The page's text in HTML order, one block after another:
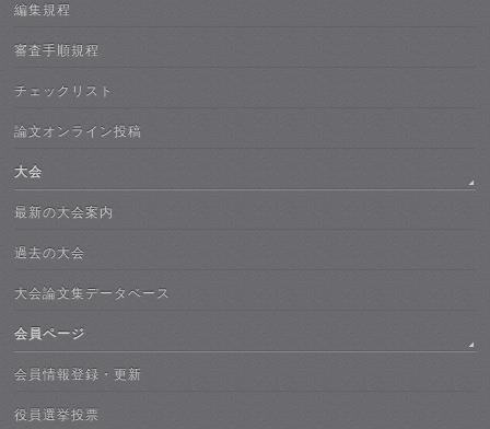
編集規程
審査手順規程
チェックリスト
論文オンライン投稿
大会
最新の大会案内
過去の大会
大会論文集データベース
会員ページ
会員情報登録・更新
役員選挙投票